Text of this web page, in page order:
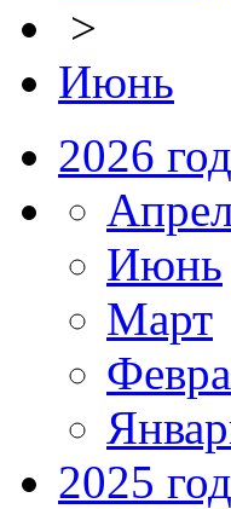
>
Июнь
2026 год
Июнь
Март
2025 год